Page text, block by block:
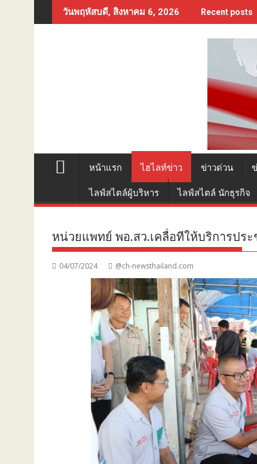
to
วันพฤหัสบดี, สิงหาคม 6, 2026 Recent posts
หน้าแรก ไฮไลท์ข่าว ข่าวด่วน
ไลฟ์สไตล์ผู้บริหาร ไลฟ์สไตล์ นักธุรกิจ
หน่วยแพทย์ พอ.สว.เคลื่อทีให้บริการปร
04/07/2024 @ch-newsthailand.com